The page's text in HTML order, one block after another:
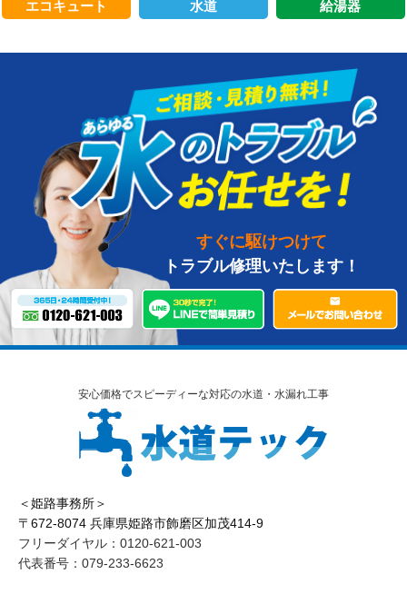
エコキュート 水道 給湯器
すぐに駆けつけて
トラブル修理いたします！
安心価格でスピーディーな対応の水道・水漏れ工事
＜姫路事務所＞
〒672-8074 兵庫県姫路市飾磨区加茂414-9
フリーダイヤル：0120-621-003
代表番号：079-233-6623